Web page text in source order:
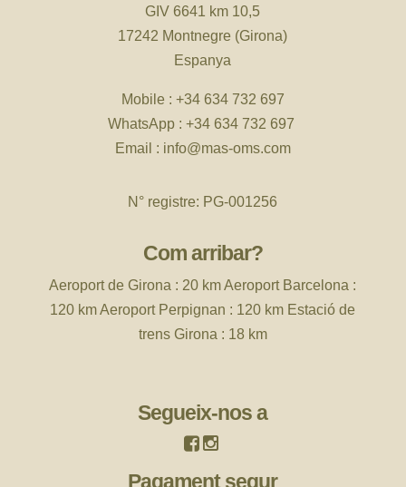
GIV 6641 km 10,5
17242 Montnegre (Girona)
Espanya
Mobile : +34 634 732 697
WhatsApp : +34 634 732 697
Email : info@mas-oms.com
N° registre: PG-001256
Com arribar?
Aeroport de Girona : 20 km Aeroport Barcelona :
120 km Aeroport Perpignan : 120 km Estació de
trens Girona : 18 km
Segueix-nos a
Pagament segur